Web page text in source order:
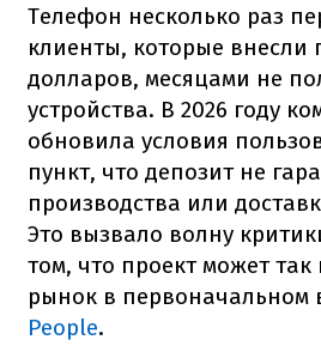
Телефон несколько раз
клиенты, которые внесли
долларов, месяцами не
устройства. В 2026 году
обновила условия
пункт, что депозит не
производства или
Это вызвало волну
том, что проект может
рынок в первоначальном
People.